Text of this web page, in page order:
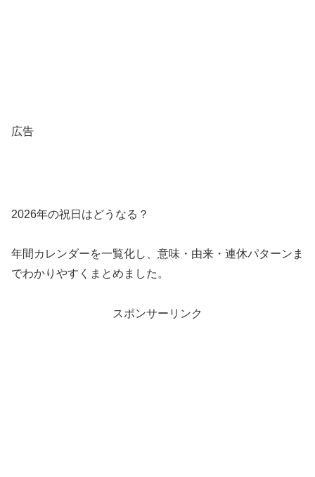
広告
2026年の祝日はどうなる？
年間カレンダーを一覧化し、意味・由来・連休パターンま
でわかりやすくまとめました。
スポンサーリンク